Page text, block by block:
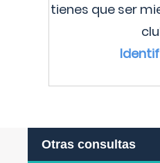
tienes que ser
Otras consultas